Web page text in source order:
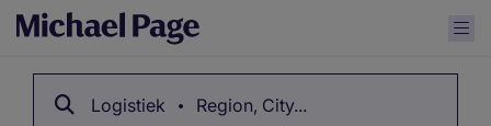
Logistiek Region, City...